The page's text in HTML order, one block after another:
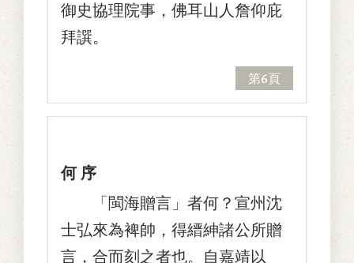
御史協理院事，佛耳山人詹仰庇
拜譔。
第6頁
何 序
「閩海贈言」者何？宣州沈
士弘來為裨帥，得縉紳諸公所贈
言，合而刻之者也。自嘉靖以